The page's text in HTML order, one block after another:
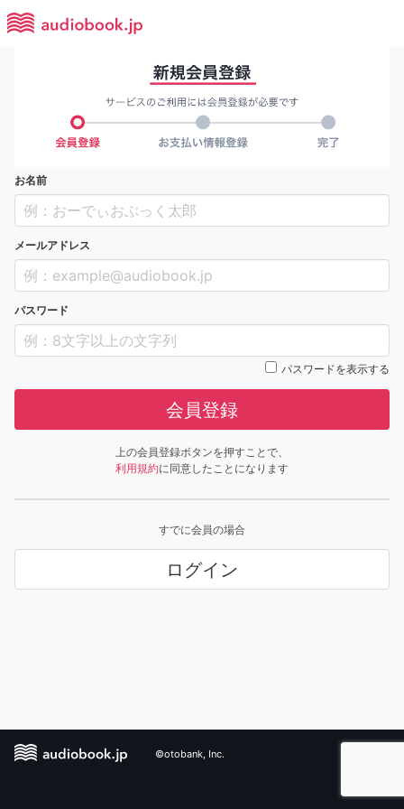
お名前
メールアドレス
パスワード
パスワードを表示する
会員登録
上の会員登録ボタンを押すことで、
利用規約に同意したことになります
すでに会員の場合
ログイン
©otobank, Inc.